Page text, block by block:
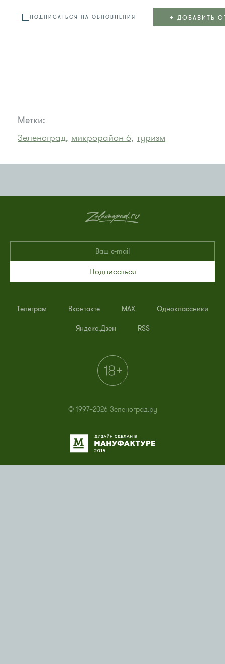
ПОДПИСАТЬСЯ НА ОБНОВЛЕНИЯ + ДОБАВИТЬ
Метки:
Зеленоград, микрорайон 6, туризм
Подписаться
Телеграм Вконтакте MAX Одноклассники
Яндекс.Дзен RSS
© 1997–2026 Зеленоград.ру